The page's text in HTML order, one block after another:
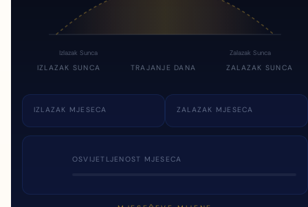
Izlazak Sunca Zalazak Sunca
IZLAZAK SUNCA TRAJANJE DANA ZALAZAK SUNCA
IZLAZAK MJESECA ZALAZAK MJESECA
OSVIJETLJENOST MJESECA